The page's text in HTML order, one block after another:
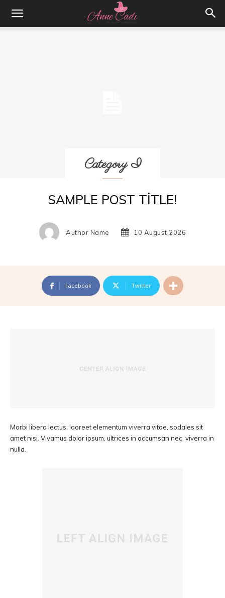
Category I
SAMPLE POST TITLE!
Author Name 10 August 2026
Facebook Twitter
Morbi libero lectus, laoreet elementum viverra vitae, sodales sit
amet nisi. Vivamus dolor ipsum, ultrices in accumsan nec, viverra in
nulla.